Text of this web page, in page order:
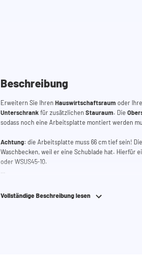
Beschreibung
Erweitern Sie Ihren Hauswirtschaftsraum oder
Unterschrank für zusätzlichen Stauraum. Die
sodass noch eine Arbeitsplatte montiert werden
Achtung: die Arbeitsplatte muss 66 cm tief sein!
Waschbecken, weil er eine Schublade hat. Hierfür
oder WSUS45-10.
Benötigen Sie Hilfe bei der Planung Ihres Schranks?
Vollständige Beschreibung lesen